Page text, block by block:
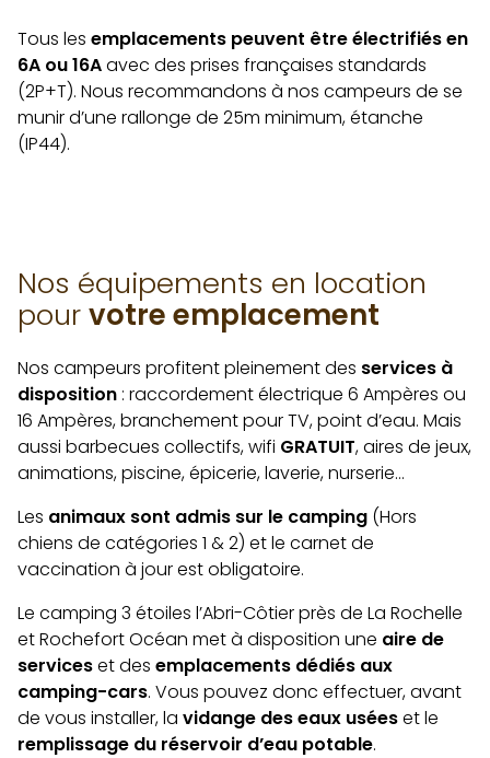
Tous les emplacements peuvent être électrifiés en
6A ou 16Aavec des prises françaises standards
(2P+T). Nous recommandons à nos campeurs de se
munir d’une rallonge de 25m minimum, étanche
(IP44).
Nos équipements en location
pourvotre emplacement
Nos campeurs profitent pleinement des services à
disposition : raccordement électrique 6 Ampères ou
16 Ampères, branchement pour TV, point d’eau. Mais
aussi barbecues collectifs, wifi GRATUIT, aires de jeux,
animations, piscine, épicerie, laverie, nurserie…
Les animaux sont admis sur le camping (Hors
chiens de catégories 1 & 2) et le carnet de
vaccination à jour est obligatoire.
Le camping 3 étoiles l’Abri-Côtier près de La Rochelle
et Rochefort Océan met à disposition une aire de
serviceset des emplacements dédiés aux
camping-cars. Vous pouvez donc effectuer, avant
de vous installer, la vidange des eaux uséeset le
remplissage du réservoir d’eau potable.